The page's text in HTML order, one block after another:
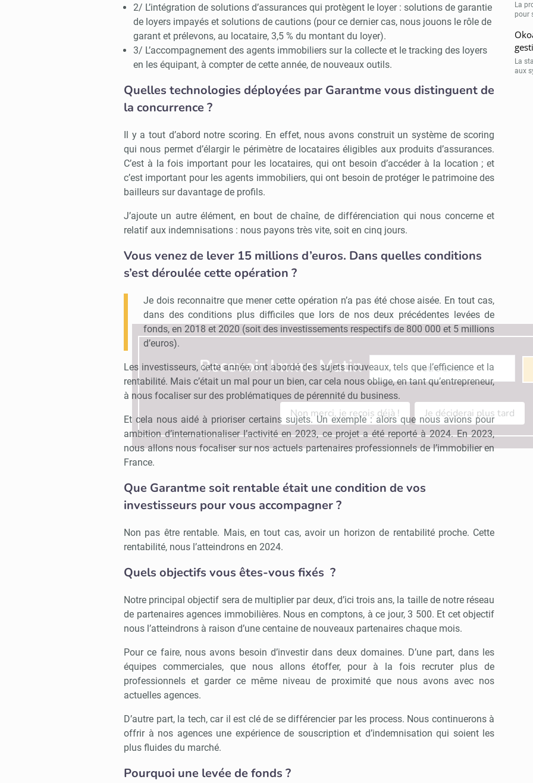
2/ L’intégration de solutions d’assurances qui protègent le loyer : solutions de garantie
de loyers impayés et solutions de cautions (pour ce dernier cas, nous jouons le rôle de
garant et prélevons, au locataire, 3,5 % du montant du loyer).
3/ L’accompagnement des agents immobiliers sur la collecte et le tracking des loyers
en les équipant, à compter de cette année, de nouveaux outils.
Quelles technologies déployées par Garantme vous distinguent de
la concurrence ?
Il y a tout d’abord notre scoring. En effet, nous avons construit un système de scoring
qui nous permet d’élargir le périmètre de locataires éligibles aux produits d’assurances.
C’est à la fois important pour les locataires, qui ont besoin d’accéder à la location ; et
c’est important pour les agents immobiliers, qui ont besoin de protéger le patrimoine des
bailleurs sur davantage de profils.
J’ajoute un autre élément, en bout de chaîne, de différenciation qui nous concerne et
relatif aux indemnisations : nous payons très vite, soit en cinq jours.
Vous venez de lever 15 millions d’euros. Dans quelles conditions
s’est déroulée cette opération ?
Je dois reconnaitre que mener cette opération n’a pas été chose aisée. En tout cas,
dans des conditions plus difficiles que lors de nos deux précédentes levées de
fonds, en 2018 et 2020 (soit des investissements respectifs de 800 000 et 5 millions
d’euros).
Les investisseurs, cette année, ont abordé des sujets nouveaux, tels que l’efficience et la
rentabilité. Mais c’était un mal pour un bien, car cela nous oblige, en tant qu’entrepreneur,
à nous focaliser sur des problématiques de pérennité du business.
Et cela nous aidé à prioriser certains sujets. Un exemple : alors que nous avions pour
ambition d’internationaliser l’activité en 2023, ce projet a été reporté à 2024. En 2023,
nous allons nous focaliser sur nos actuels partenaires professionnels de l’immobilier en
France.
Que Garantme soit rentable était une condition de vos
investisseurs pour vous accompagner ?
Non pas être rentable. Mais, en tout cas, avoir un horizon de rentabilité proche. Cette
rentabilité, nous l’atteindrons en 2024.
Quels objectifs vous êtes-vous fixés ?
Notre principal objectif sera de multiplier par deux, d’ici trois ans, la taille de notre réseau
de partenaires agences immobilières. Nous en comptons, à ce jour, 3 500. Et cet objectif
nous l’atteindrons à raison d’une centaine de nouveaux partenaires chaque mois.
Pour ce faire, nous avons besoin d’investir dans deux domaines. D’une part, dans les
équipes commerciales, que nous allons étoffer, pour à la fois recruter plus de
professionnels et garder ce même niveau de proximité que nous avons avec nos
actuelles agences.
D’autre part, la tech, car il est clé de se différencier par les process. Nous continuerons à
offrir à nos agences une expérience de souscription et d’indemnisation qui soient les
plus fluides du marché.
Pourquoi une levée de fonds ?
La
pour
La
aux
Recevoir Immo Matin Abonnez-vous à notre newsletter
Non merci, je reçois déjà ! Je déciderai plus tard